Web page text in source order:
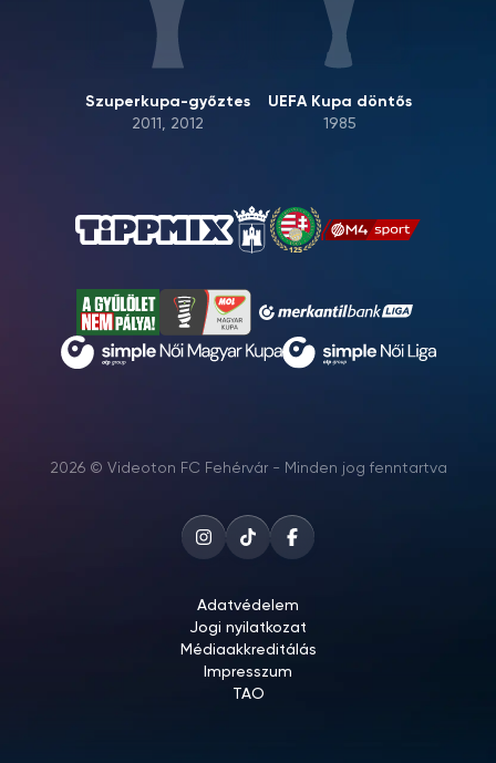
Szuperkupa-győztes
2011, 2012
UEFA Kupa döntős
1985
2026 © Videoton FC Fehérvár - Minden jog fenntartva
Adatvédelem
Jogi nyilatkozat
Médiaakkreditálás
Impresszum
TAO